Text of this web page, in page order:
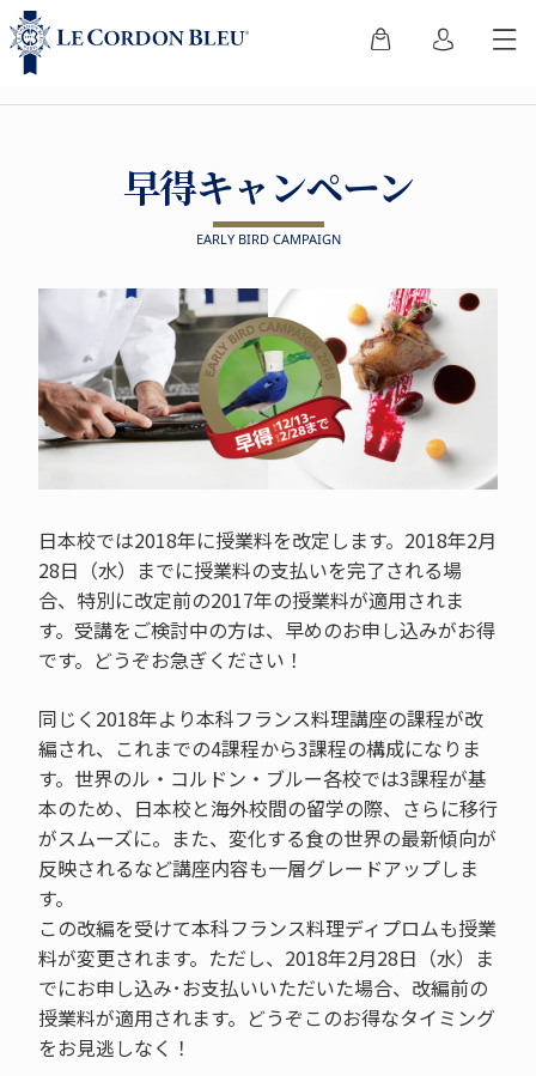
早得キャンペーン
EARLY BIRD CAMPAIGN
日本校では2018年に授業料を改定します。2018年2月
28日（水）までに授業料の支払いを完了される場
合、特別に改定前の2017年の授業料が適用されま
す。受講をご検討中の方は、早めのお申し込みがお得
です。どうぞお急ぎください！
同じく2018年より本科フランス料理講座の課程が改
編され、これまでの4課程から3課程の構成になりま
す。世界のル・コルドン・ブルー各校では3課程が基
本のため、日本校と海外校間の留学の際、さらに移行
がスムーズに。また、変化する食の世界の最新傾向が
反映されるなど講座内容も一層グレードアップしま
す。
この改編を受けて本科フランス料理ディプロムも授業
料が変更されます。ただし、2018年2月28日（水）ま
でにお申し込み･お支払いいただいた場合、改編前の
授業料が適用されます。どうぞこのお得なタイミング
をお見逃しなく！